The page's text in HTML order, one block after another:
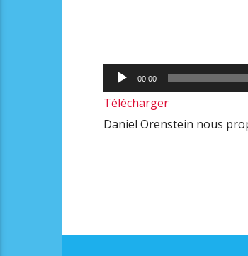
Lecteur
audio
00:00
Télécharger
Daniel Orenstein nous